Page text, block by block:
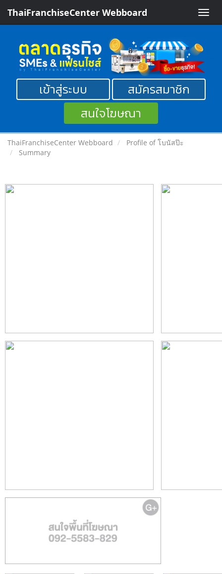
Toggle
ThaiFranchiseCenter Webboard
เข้าสู่ระบบ
สมัครสมาชิก
สนใจโฆษณา
ThaiFranchiseCenter Webboard
Profile of โบนัสป๊ะ
Summary